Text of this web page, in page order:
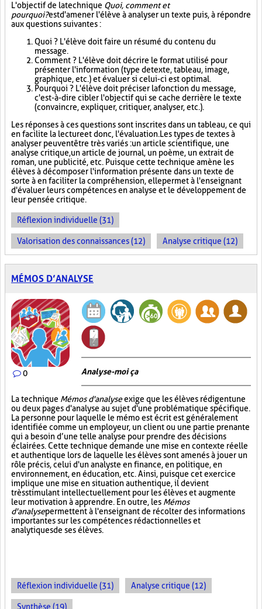
L'objectif de la technique Quoi, comment et
pourquoi?est d'amener l'élève à analyser un texte puis, à répondre
aux questions suivantes :
Quoi ? L'élève doit faire un résumé du contenu du
message.
Comment ? L'élève doit décrire le format utilisé pour
présenter l'information (type de texte, tableau, image,
graphique, etc.) et évaluer si celui-ci est optimal.
Pourquoi ? L'élève doit préciser la fonction du message,
c'est-à-dire cibler l'objectif qui se cache derrière le texte
(convaincre, expliquer, critiquer, analyser, etc.).
Les réponses à ces questions sont inscrites dans un tableau, ce qui
en facilite la lecture et donc, l'évaluation. Les types de textes à
analyser peuvent être très variés : un article scientifique, une
analyse critique, un article de journal, un poème, un extrait de
roman, une publicité, etc. Puisque cette technique amène les
élèves à décomposer l'information présente dans un texte de
sorte à en faciliter la compréhension, elle permet à l'enseignant
d'évaluer leurs compétences en analyse et le développement de
leur pensée critique.
Réflexion individuelle (31)
Valorisation des connaissances (12) Analyse critique (12)
MÉMOS D’ANALYSE
0 Analyse-moi ça
La technique Mémos d'analyseexige que les élèves rédigent une
ou deux pages d'analyse au sujet d'une problématique spécifique.
La personne pour laquelle le mémo est écrit est généralement
identifiée comme un employeur, un client ou une partie prenante
qui a besoin d’une telle analyse pour prendre des décisions
éclairées. Cette technique demande une mise en contexte réelle
et authentique lors de laquelle les élèves sont amenés à jouer un
rôle précis, celui d'un analyste en finance, en politique, en
environnement, en éducation, etc. Ainsi, puisque cet exercice
implique une mise en situation authentique, il devient
très stimulant intellectuellement pour les élèves et augmente
leur motivation à apprendre. En outre, les Mémos
d'analysepermettent à l'enseignant de récolter des informations
importantes sur les compétences rédactionnelles et
analytiques de ses élèves.
Réflexion individuelle (31) Analyse critique (12)
Synthèse (19)